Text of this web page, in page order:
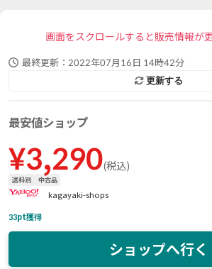
画面をスクロールすると販売情報が
最終更新： 2022年07月16日 14時42分
更新する
最安値ショップ
¥3,290(税込)
送料別 中古品
kagayaki-shops
33pt獲得
ショップへ行く